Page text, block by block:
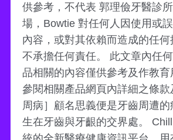
供參考，不代表 郭理儉牙醫診
場，Bowtie 對任何人因使用或
內容，或對其依賴而造成的任何
不承擔任何責任。 此文章內任
品相關的內容僅供參考及作教
參閱相關產品網頁內詳細之條
周病］顧名思義便是牙齒周遭
生在牙齒與牙齦的交界處。